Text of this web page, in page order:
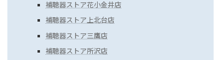
補聴器ストア花小金井店
補聴器ストア上北台店
補聴器ストア三鷹店
補聴器ストア所沢店